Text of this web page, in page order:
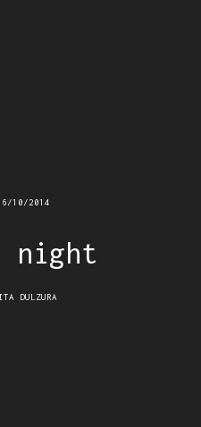
10/2014
night
DULZURA